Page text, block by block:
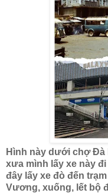
Hình này dưới chợ Đà
xưa mình lấy xe này
đây lấy xe đò đến
Vương, xuống, lết bộ